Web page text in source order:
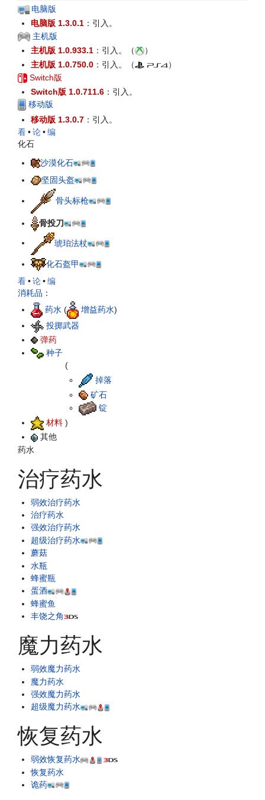
电脑版
电脑版 1.3.0.1 ：引入。
主机版
主机版 1.0.933.1 ：引入。（
）
主机版 1.0.750.0 ：引入。（
）
Switch版
Switch版 1.0.711.6 ：引入。
移动版
移动版 1.3.0.7 ：引入。
看•论•编
化石
沙漠化石
坚固头盔
骨头标枪
骨投刀
琥珀法杖
化石盔甲
看•论•编
消耗品 ：
药水 ( 增益药水)
投掷武器
弹药
种子
材料
(
掉落
矿石
锭
)
其他
药水
治疗药水
弱效治疗药水
治疗药水
强效治疗药水
超级治疗药水
蘑菇
水瓶
蜂蜜瓶
蛋酒
蜂蜜鱼
丰饶之角
魔力药水
弱效魔力药水
魔力药水
强效魔力药水
超级魔力药水
恢复药水
弱效恢复药水
恢复药水
诡药